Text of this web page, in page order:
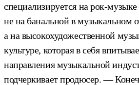
специализируется на рок-
не на банальной в музыкальном
а на высокохудожественной
культуре, которая в себя
направления музыкальной
подчеркивает продюсер. —